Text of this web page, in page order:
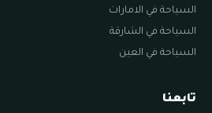
السياحة في الامارات
السياحة في الشارقة
السياحة في العين
تابعنا